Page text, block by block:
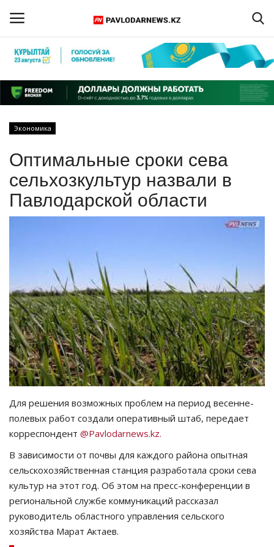
Регистрация
Главная
КАЗАХСТАН
СПЕЦПРОЕКТЫ
СПОРТ
Чек-лист
РАЗВЛЕЧЕНИЯ
OFFICIAL
Курултай
Язык
Қазақша Русский
Экономика
Оптимальные сроки сева
сельхозкультур назвали в
Павлодарской области
Для решения возможных проблем на период весенне-
полевых работ создали оперативный штаб, передает
корреспондент @Pavlodarnews.kz.
В зависимости от почвы для каждого района опытная
сельскохозяйственная станция разработала сроки сева
культур на этот год. Об этом на пресс-конференции в
региональной службе коммуникаций рассказал
руководитель областного управления сельского
хозяйства Марат Актаев.